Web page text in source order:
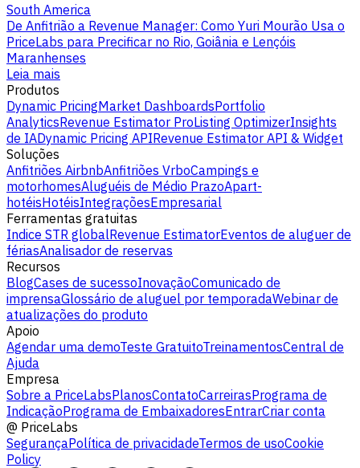
South America
De Anfitrião a Revenue Manager: Como Yuri Mourão Usa o
PriceLabs para Precificar no Rio, Goiânia e Lençóis
Maranhenses
Leia mais
Produtos
Dynamic PricingMarket DashboardsPortfolio
AnalyticsRevenue Estimator ProListing OptimizerInsights
de IADynamic Pricing APIRevenue Estimator API & Widget
Soluções
Anfitriões AirbnbAnfitriões VrboCampings e
motorhomesAluguéis de Médio PrazoApart-
hotéisHotéisIntegraçõesEmpresarial
Ferramentas gratuitas
Indice STR globalRevenue EstimatorEventos de aluguer de
fériasAnalisador de reservas
Recursos
BlogCases de sucessoInovaçãoComunicado de
imprensaGlossário de aluguel por temporadaWebinar de
atualizações do produto
Apoio
Agendar uma demoTeste GratuitoTreinamentosCentral de
Ajuda
Empresa
Sobre a PriceLabsPlanosContatoCarreirasPrograma de
IndicaçãoPrograma de EmbaixadoresEntrarCriar conta
@ PriceLabs
SegurançaPolítica de privacidadeTermos de usoCookie
Policy